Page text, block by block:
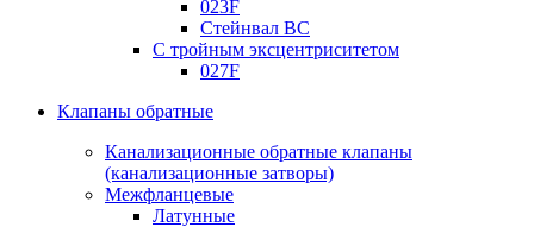
023F
Стейнвал BC
С тройным эксцентриситетом
027F
Клапаны обратные
Канализационные обратные клапаны
(канализационные затворы)
Межфланцевые
Латунные